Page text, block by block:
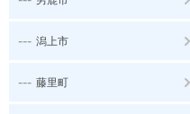
--- 潟上市
--- 藤里町